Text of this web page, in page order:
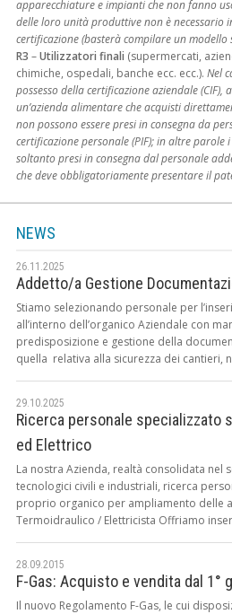
apparecchiature e impianti che non fanno
delle loro unità produttive non è necessario
certificazione (basterà compilare un modello
R3 –Utilizzatori finali (supermercati,
chimiche, ospedali, banche ecc. ecc.). Nel
possesso della certificazione aziendale
un’azienda alimentare che acquisti
non possono essere presi in consegna da
certificazione personale (PIF); in altre parole
soltanto presi in consegna dal personale
che deve obbligatoriamente presentare il
NEWS
26.11.2025
Addetto/a Gestione
Stiamo selezionando personale per
all’interno dell’organico Aziendale con
predisposizione e gestione della
quella relativa alla sicurezza dei cantieri,
29.10.2025
Ricerca personale specializzato
ed Elettrico
La nostra Azienda, realtà consolidata nel
tecnologici civili e industriali, ricerca
proprio organico per ampliamento delle
Termoidraulico / Elettricista Offriamo
28.09.2015
F-Gas: Acquisto e vendita dal 1°
Il nuovo Regolamento F-Gas, le cui